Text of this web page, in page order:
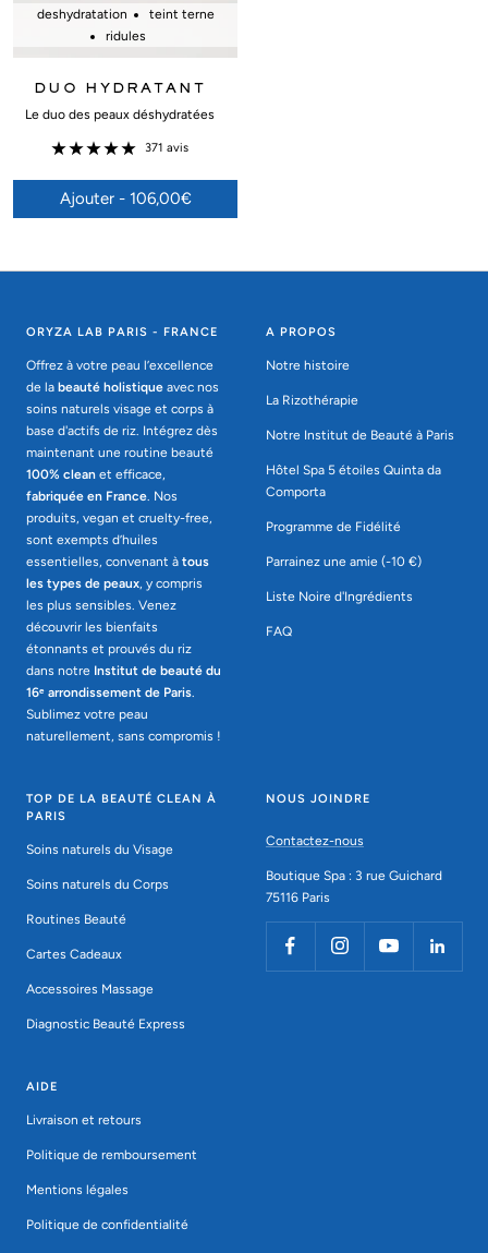
deshydratation
teint terne
ridules
DUO HYDRATANT
Le duo des peaux déshydratées
371 avis
Ajouter - 106,00€
ORYZA LAB PARIS - FRANCE
Offrez à votre peau l’excellence
de la beauté holistique avec nos
soins naturels visage et corps à
base d'actifs de riz. Intégrez dès
maintenant une routine beauté
100% clean et efficace,
fabriquée en France. Nos
produits, vegan et cruelty-free,
sont exempts d’huiles
essentielles, convenant à tous
les types de peaux, y compris
les plus sensibles. Venez
découvrir les bienfaits
étonnants et prouvés du riz
dans notre Institut de beauté du
16ᵉ arrondissement de Paris.
Sublimez votre peau
naturellement, sans compromis !
A PROPOS
Notre histoire
La Rizothérapie
Notre Institut de Beauté à Paris
Hôtel Spa 5 étoiles Quinta da
Comporta
Programme de Fidélité
Parrainez une amie (-10 €)
Liste Noire d'Ingrédients
FAQ
TOP DE LA BEAUTÉ CLEAN À
PARIS
Soins naturels du Visage
Soins naturels du Corps
Routines Beauté
Cartes Cadeaux
Accessoires Massage
Diagnostic Beauté Express
NOUS JOINDRE
Contactez-nous
Boutique Spa : 3 rue Guichard
75116 Paris
AIDE
Livraison et retours
Politique de remboursement
Mentions légales
Politique de confidentialité